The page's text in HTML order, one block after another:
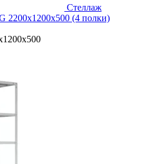
Стеллаж
2200x1200x500 (4 полки)